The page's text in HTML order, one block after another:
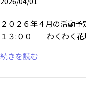
２０２６年４月の活動
１３:００ わくわく花
続きを読む